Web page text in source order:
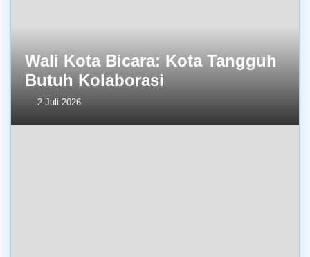
Wali Kota Bicara: Kota Tangguh
Butuh Kolaborasi
2 Juli 2026